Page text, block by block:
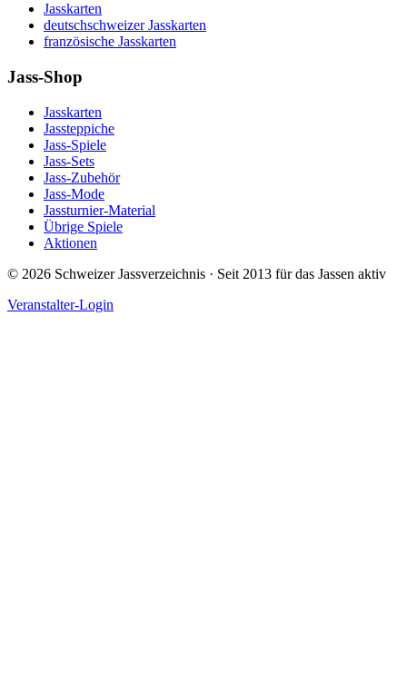
Jasskarten
deutschschweizer Jasskarten
französische Jasskarten
Jass-Shop
Jasskarten
Jassteppiche
Jass-Spiele
Jass-Sets
Jass-Zubehör
Jass-Mode
Jassturnier-Material
Übrige Spiele
Aktionen
© 2026 Schweizer Jassverzeichnis · Seit 2013 für das Jassen aktiv
Veranstalter-Login